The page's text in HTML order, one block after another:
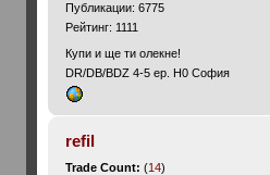
Публикации: 6775
Рейтинг: 1111
Купи и ще ти олекне!
DR/DB/BDZ 4-5 ep. H0 София
refil
Trade Count: (14)